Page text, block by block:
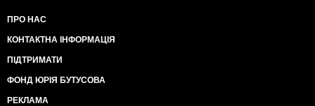
ПРО НАС
КОНТАКТНА ІНФОРМАЦІЯ
ПІДТРИМАТИ
ФОНД ЮРІЯ БУТУСОВА
РЕКЛАМА